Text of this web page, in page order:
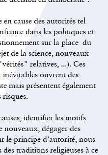
cause des autorités tel
dans les politiques et
sur la place du
de la science, nouveaux
relatives, ...). Ces
ouvrent des
mais présentent également
risques.
identifier les motifs
dégager des
le principe d'autorité, nous
traditions religieuses à ce